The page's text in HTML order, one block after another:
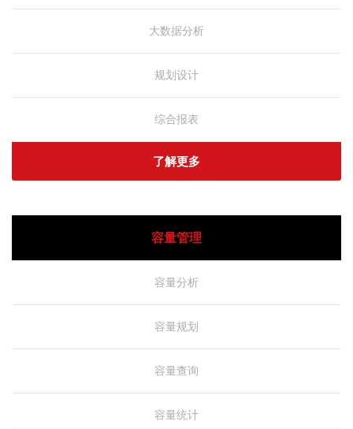
大数据分析
规划设计
综合报表
了解更多
容量管理
容量分析
容量规划
容量查询
容量统计